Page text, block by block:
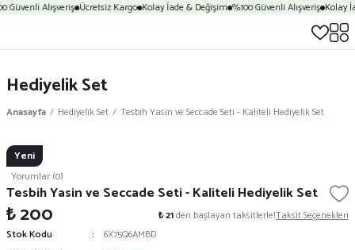
Güvenli Alışveriş Ücretsiz Kargo Kolay İade & Değişim %100 Güvenli Alışveriş Kolay
Hediyelik Set
Anasayfa Hediyelik Set Tesbih Yasin ve Seccade Seti - Kaliteli Hediyelik Set
Yeni
Yorumlar (0)
Tesbih Yasin ve Seccade Seti - Kaliteli Hediyelik Set
₺ 200 ₺ 21den başlayan taksitlerle!Taksit Seçenekleri
Stok Kodu
6X75Q6AMBD